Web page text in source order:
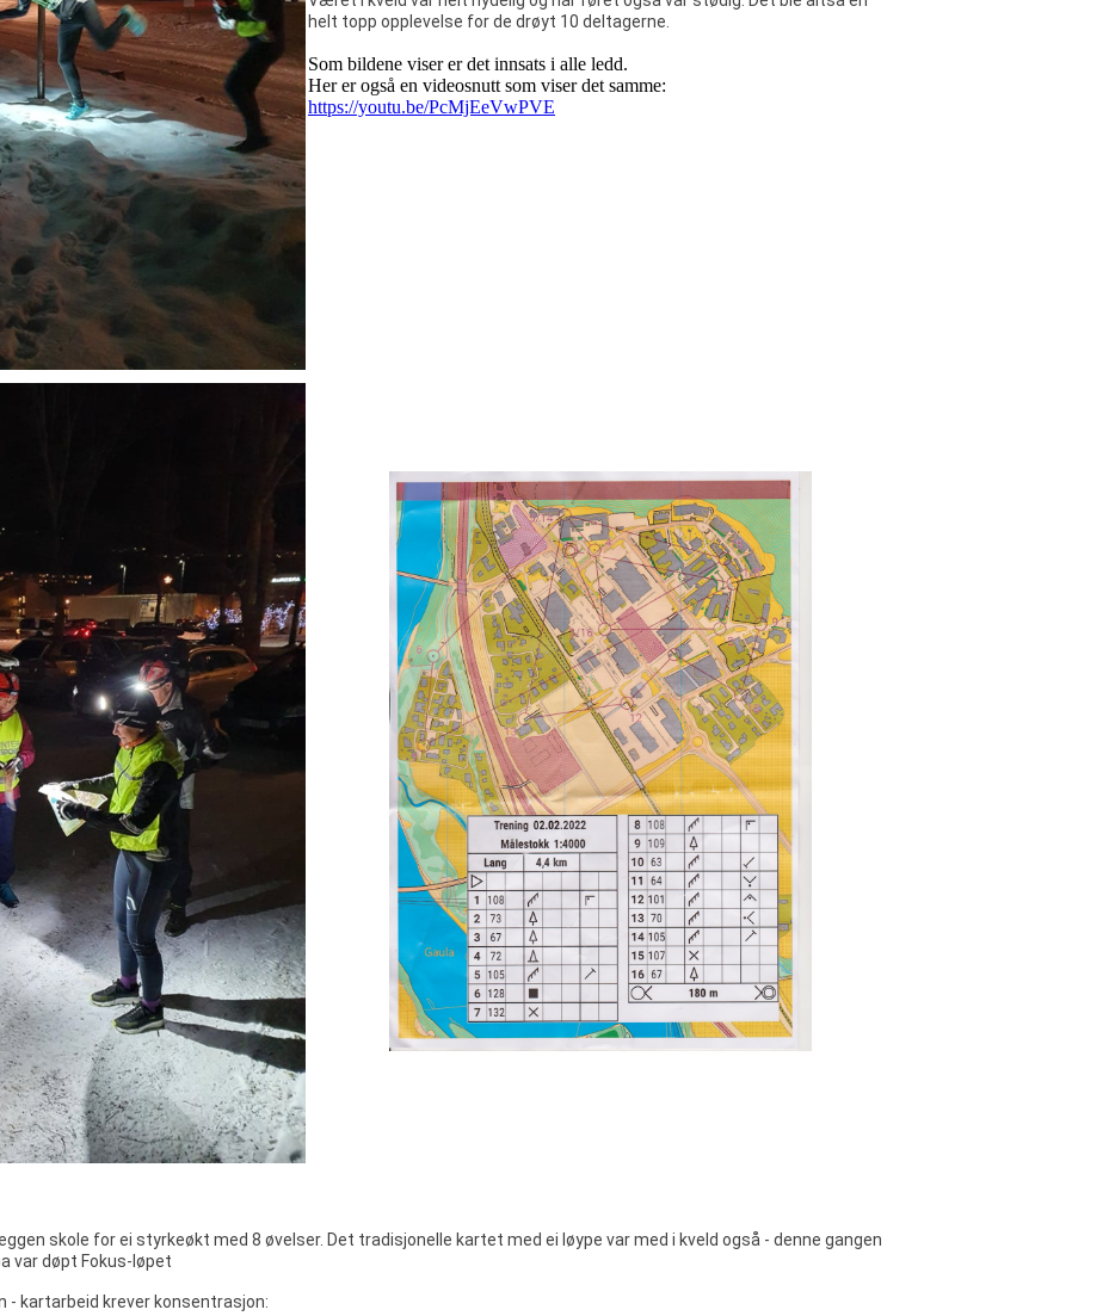
helt topp opplevelse for de drøyt 10 deltagerne.
Som bildene viser er det innsats i alle ledd.
Her er også en videosnutt som viser det samme:
https://youtu.be/PcMjEeVwPVE
skole for ei styrkeøkt med 8 øvelser. Det tradisjonelle kartet med ei løype var med i kveld også - denne gangen
var døpt Fokus-løpet
- kartarbeid krever konsentrasjon: